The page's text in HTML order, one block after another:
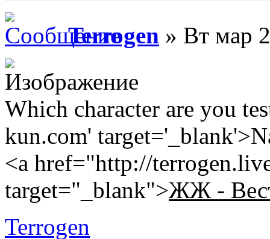
Terrogen » Вт мар
Which character are you
kun.com'
<a href="http://
target="_blank">ЖЖ -
Terrogen